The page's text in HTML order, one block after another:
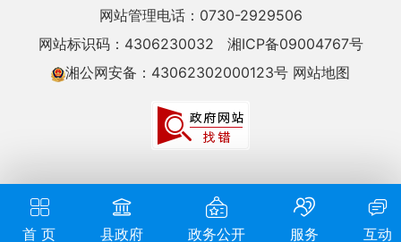
首 页 县政府 政务公开 服务 互动
网站管理电话：0730-2929506
网站标识码：4306230032
湘ICP备09004767号
湘公网安备：43062302000123号 网站地图